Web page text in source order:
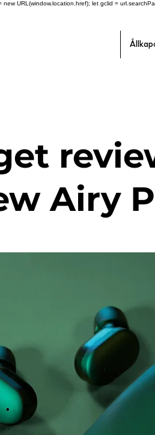
URL(window.location.href); let gclid =
Airy